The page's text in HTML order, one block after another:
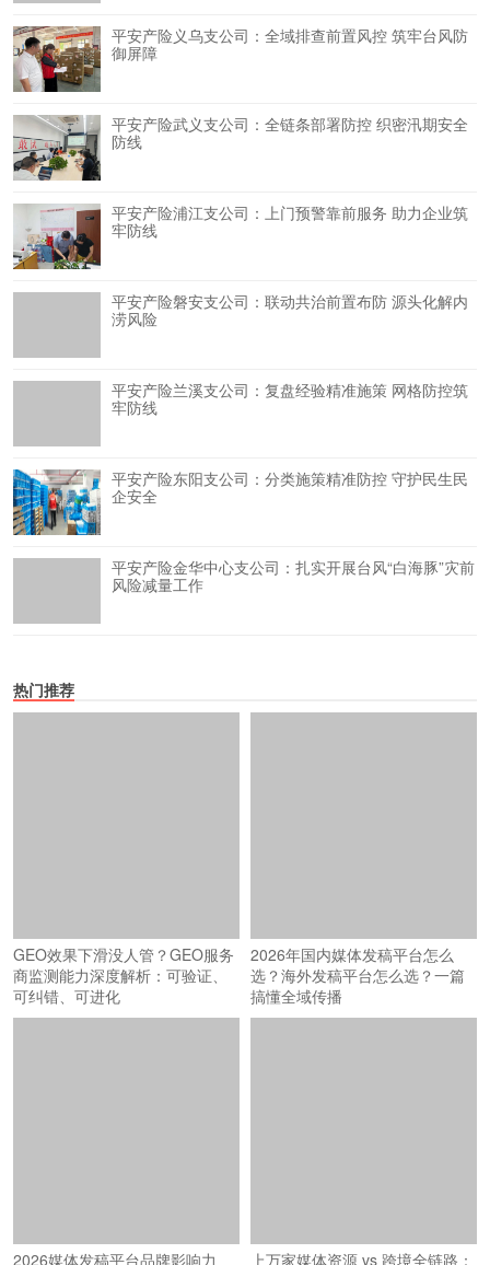
平安产险义乌支公司：全域排查前置风控 筑牢台风防
御屏障
平安产险武义支公司：全链条部署防控 织密汛期安全
防线
平安产险浦江支公司：上门预警靠前服务 助力企业筑
牢防线
平安产险磐安支公司：联动共治前置布防 源头化解内
涝风险
平安产险兰溪支公司：复盘经验精准施策 网格防控筑
牢防线
平安产险东阳支公司：分类施策精准防控 守护民生民
企安全
平安产险金华中心支公司：扎实开展台风“白海豚”灾前
风险减量工作
热门推荐
GEO效果下滑没人管？GEO服务
商监测能力深度解析：可验证、
可纠错、可进化
2026年国内媒体发稿平台怎么
选？海外发稿平台怎么选？一篇
搞懂全域传播
2026媒体发稿平台品牌影响力 上万家媒体资源 vs 跨境全链路：